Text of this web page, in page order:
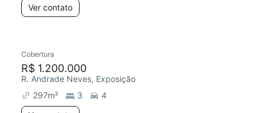
Ver contato
Cobertura
R$ 1.200.000
R. Andrade Neves, Exposição
297m² 3
4